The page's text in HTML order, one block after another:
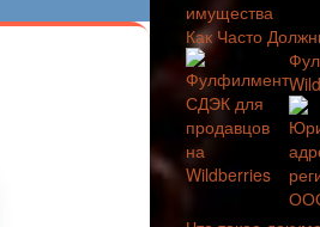
имущества
Как Часто